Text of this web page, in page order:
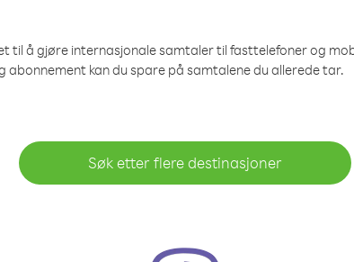
til å gjøre internasjonale samtaler til fasttelefoner og
abonnement kan du spare på samtalene du allerede tar.
Søk etter flere destinasjoner